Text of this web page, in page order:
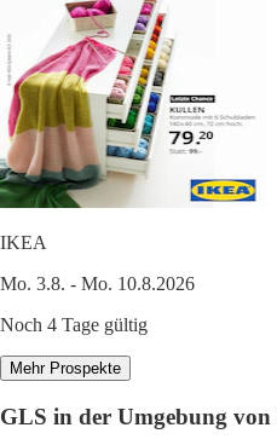
IKEA
Mo. 3.8. - Mo. 10.8.2026
Noch 4 Tage gültig
Mehr Prospekte
GLS in der Umgebung von